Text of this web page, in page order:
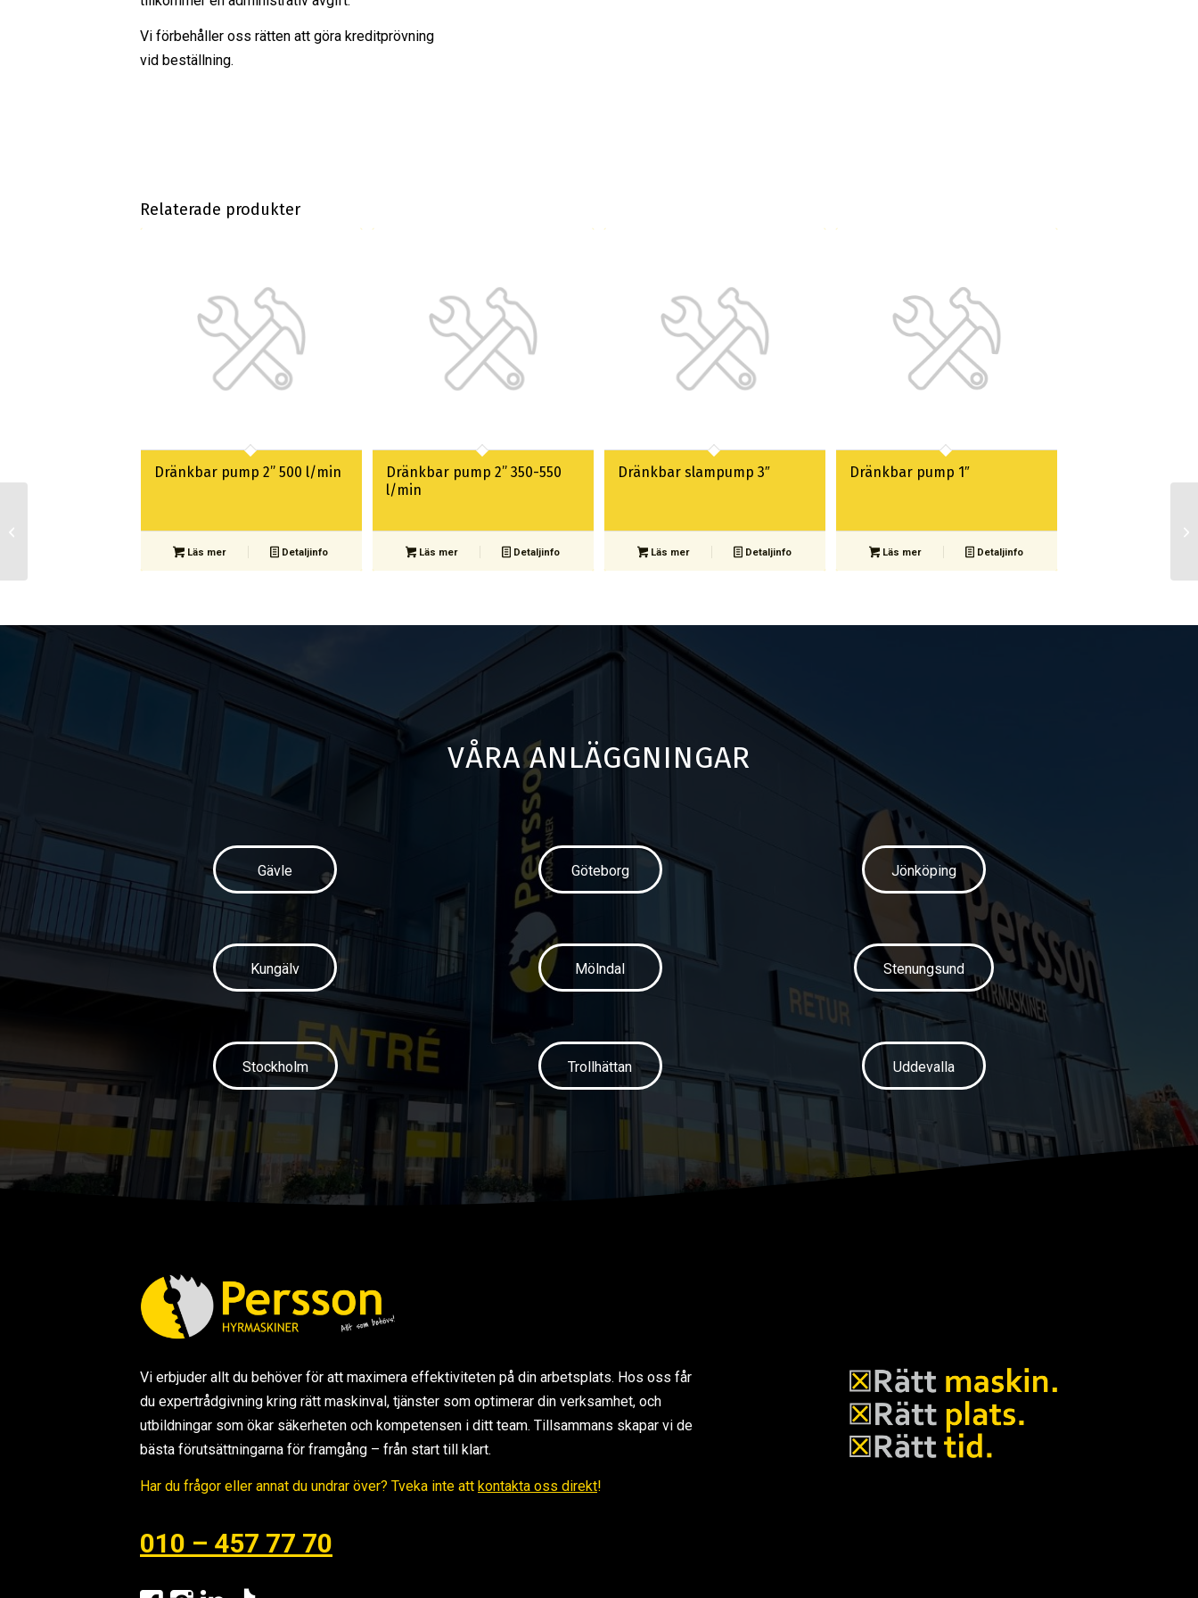
Vi förbehåller oss rätten att göra kreditprövning
vid beställning.
Relaterade produkter
Dränkbar pump 2” 500 l/min
Läs mer Detaljinfo
Dränkbar pump 2” 350-550
l/min
Läs mer Detaljinfo
Dränkbar slampump 3″
Läs mer Detaljinfo
Dränkbar pump 1″
Läs mer Detaljinfo
VÅRA ANLÄGGNINGAR
Gävle Göteborg Jönköping
Kungälv Mölndal Stenungsund
Stockholm Trollhättan Uddevalla
Vi erbjuder allt du behöver för att maximera effektiviteten på din arbetsplats. Hos oss får
du expertrådgivning kring rätt maskinval, tjänster som optimerar din verksamhet, och
utbildningar som ökar säkerheten och kompetensen i ditt team. Tillsammans skapar vi de
bästa förutsättningarna för framgång – från start till klart.
Har du frågor eller annat du undrar över? Tveka inte att kontakta oss direkt!
010 – 457 77 70